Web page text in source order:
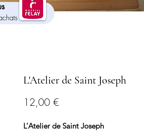
L'Atelier de Saint Joseph
12,00 €Prix
L’Atelier de Saint Joseph